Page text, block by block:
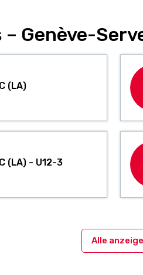
Genève-
(LA)
(LA) - U12-3
Alle